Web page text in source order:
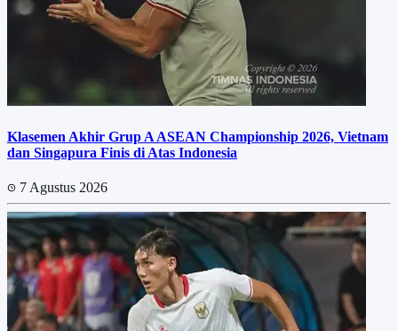
Klasemen Akhir Grup A ASEAN Championship 2026, Vietnam
dan Singapura Finis di Atas Indonesia
7 Agustus 2026